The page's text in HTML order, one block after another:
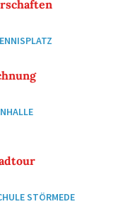
STÖRMEDE